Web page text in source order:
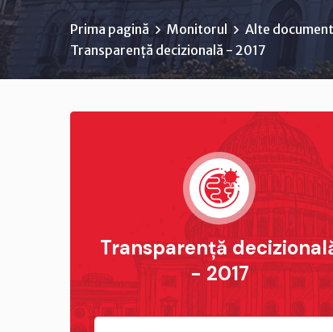
Prima pagină Monitorul Alte
Transparență decizională - 2017
Transparență
- 2017